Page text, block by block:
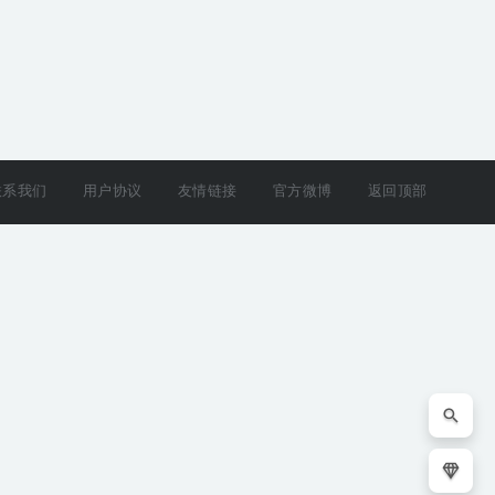
我们 用户协议 友情链接 官方微博 返回顶部